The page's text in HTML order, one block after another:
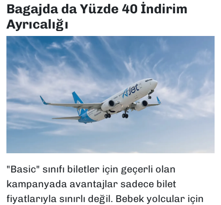
Bagajda da Yüzde 40 İndirim
Ayrıcalığı
"Basic" sınıfı biletler için geçerli olan
kampanyada avantajlar sadece bilet
fiyatlarıyla sınırlı değil. Bebek yolcular için